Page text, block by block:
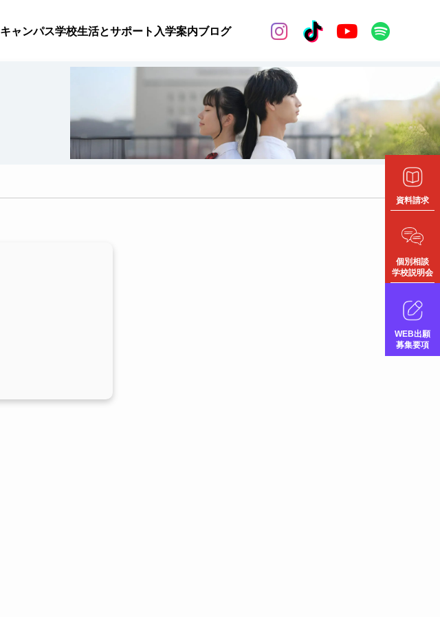
キャンパス学校生活とサポート 入学案内ブログ  
資料請求
個別相談
学校説明会
WEB出願
募集要項